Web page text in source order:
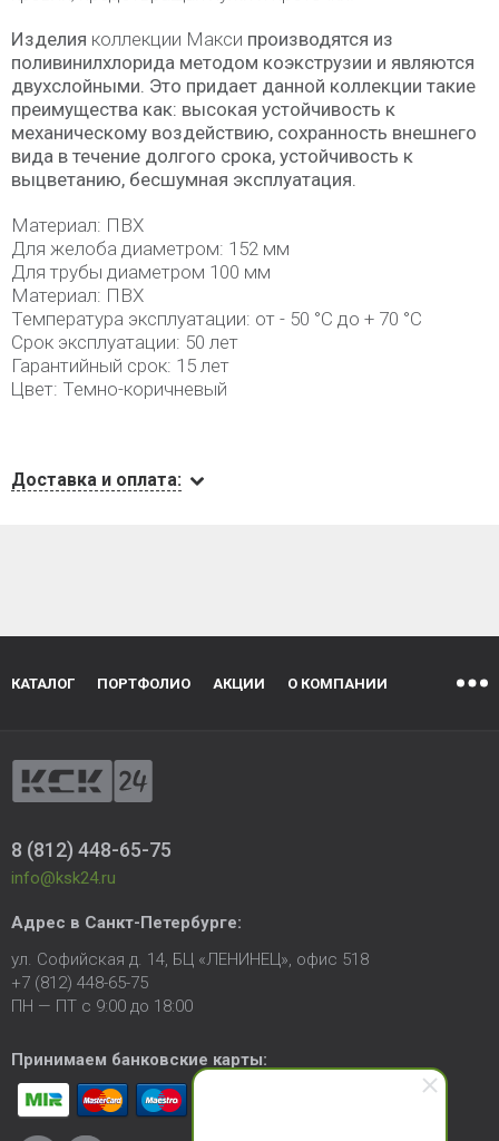
Изделия коллекции Макси производятся из
поливинилхлорида методом коэкструзии и являются
двухслойными. Это придает данной коллекции такие
преимущества как: высокая устойчивость к
механическому воздействию, сохранность внешнего
вида в течение долгого срока, устойчивость к
выцветанию, бесшумная эксплуатация.
Материал: ПВХ
Для желоба диаметром: 152 мм
Для трубы диаметром 100 мм
Материал: ПВХ
Температура эксплуатации: от - 50 °C до + 70 °C
Срок эксплуатации: 50 лет
Гарантийный срок: 15 лет
Цвет: Темно-коричневый
Доставка и оплата:
КАТАЛОГ ПОРТФОЛИО АКЦИИ О КОМПАНИИ
8 (812) 448-65-75
info@ksk24.ru
Адрес в Санкт-Петербурге:
ул. Софийская д. 14, БЦ «ЛЕНИНЕЦ», офис 518
+7 (812) 448-65-75
ПН — ПТ с 9:00 до 18:00
Принимаем банковские карты: